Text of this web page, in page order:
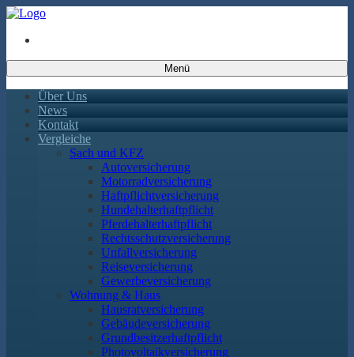
Menü
Über Uns
News
Kontakt
Vergleiche
Sach und KFZ
Autoversicherung
Motorradversicherung
Haftpflichtversicherung
Hundehalterhaftpflicht
Pferdehalterhaftpflicht
Rechtsschutzversicherung
Unfallversicherung
Reiseversicherung
Gewerbeversicherung
Wohnung & Haus
Hausratversicherung
Gebäudeversicherung
Grundbesitzerhaftpflicht
Photovoltaikversicherung